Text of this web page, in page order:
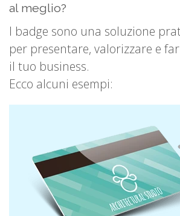
al meglio?
I badge sono una soluzione
per presentare, valorizzare e
il tuo business.
Ecco alcuni esempi: